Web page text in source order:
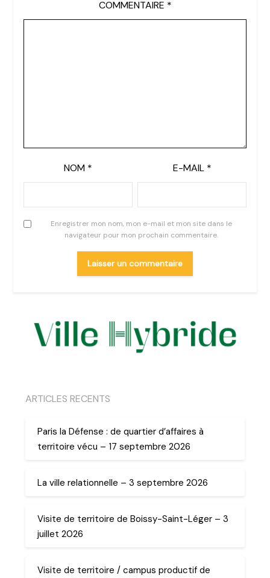
COMMENTAIRE *
NOM * E-MAIL *
Enregistrer mon nom, mon e-mail et mon site dans le
navigateur pour mon prochain commentaire.
ARTICLES RECENTS
Paris la Défense : de quartier d’affaires à
territoire vécu – 17 septembre 2026
La ville relationnelle – 3 septembre 2026
Visite de territoire de Boissy-Saint-Léger – 3
juillet 2026
Visite de territoire / campus productif de